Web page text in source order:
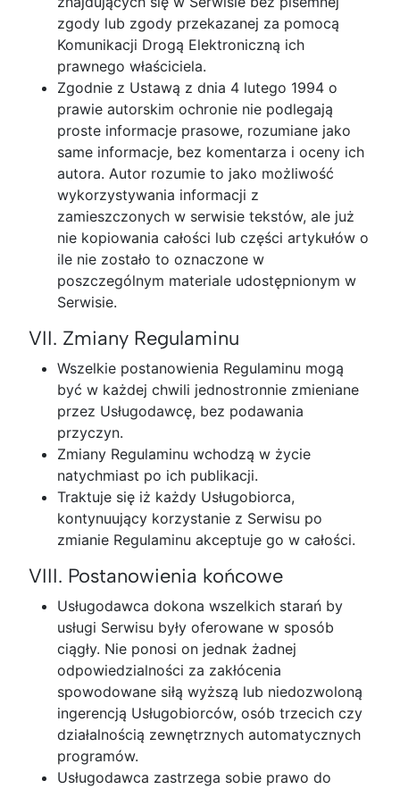
zgody lub zgody przekazanej za pomocą
Komunikacji Drogą Elektroniczną ich
prawnego właściciela.
Zgodnie z Ustawą z dnia 4 lutego 1994 o
prawie autorskim ochronie nie podlegają
proste informacje prasowe, rozumiane jako
same informacje, bez komentarza i oceny ich
autora. Autor rozumie to jako możliwość
wykorzystywania informacji z
zamieszczonych w serwisie tekstów, ale już
nie kopiowania całości lub części artykułów o
ile nie zostało to oznaczone w
poszczególnym materiale udostępnionym w
Serwisie.
VII. Zmiany Regulaminu
Wszelkie postanowienia Regulaminu mogą
być w każdej chwili jednostronnie zmieniane
przez Usługodawcę, bez podawania
przyczyn.
Zmiany Regulaminu wchodzą w życie
natychmiast po ich publikacji.
Traktuje się iż każdy Usługobiorca,
kontynuujący korzystanie z Serwisu po
zmianie Regulaminu akceptuje go w całości.
VIII. Postanowienia końcowe
Usługodawca dokona wszelkich starań by
usługi Serwisu były oferowane w sposób
ciągły. Nie ponosi on jednak żadnej
odpowiedzialności za zakłócenia
spowodowane siłą wyższą lub niedozwoloną
ingerencją Usługobiorców, osób trzecich czy
działalnością zewnętrznych automatycznych
programów.
Usługodawca zastrzega sobie prawo do